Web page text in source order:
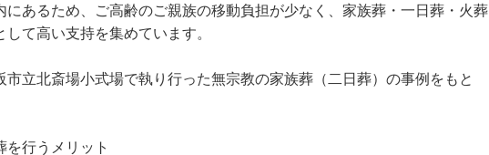
にあるため、ご高齢のご親族の移動負担が少なく、家族葬・一日葬・火葬
て高い支持を集めています。
市立北斎場小式場で執り行った無宗教の家族葬（二日葬）の事例をもと
を行うメリット